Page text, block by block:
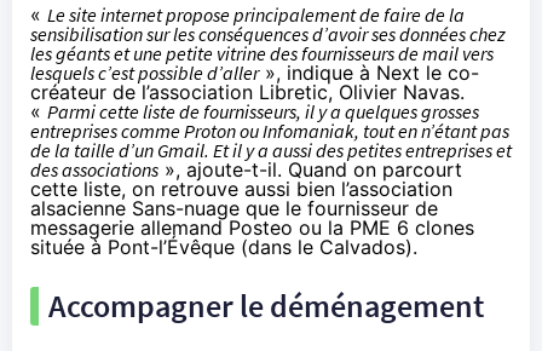
« Le site internet propose principalement de faire de la
sensibilisation sur les conséquences d’avoir ses données chez
les géants et une petite vitrine des fournisseurs de mail vers
lesquels c’est possible d’aller», indique à Next le co-
créateur de l’association Libretic, Olivier Navas.
« Parmi cette liste de fournisseurs, il y a quelques grosses
entreprises comme Proton ou Infomaniak, tout en n’étant pas
de la taille d’un Gmail. Et il y a aussi des petites entreprises et
des associations », ajoute-t-il. Quand on parcourt
cette liste, on retrouve aussi bien l’association
alsacienne Sans-nuage que le fournisseur de
messagerie allemandPosteo ou la PME 6 clones
située à Pont-l’Évêque (dans le Calvados).
Accompagner le déménagement